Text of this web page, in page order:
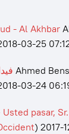
- Al Akhbar
03-25
Ahmed
03-24
pasar,
) 2017-